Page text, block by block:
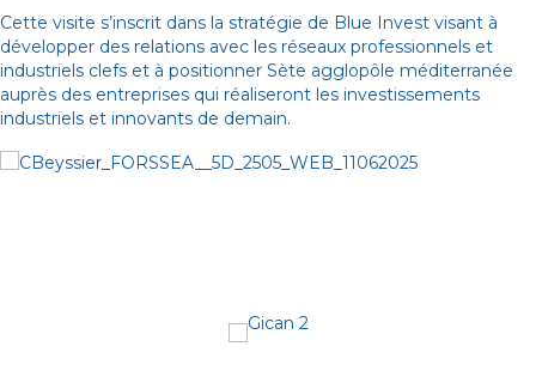
Cette visite s’inscrit dans la stratégie de Blue Invest visant à
développer des relations avec les réseaux professionnels et
industriels clefs et à positionner Sète agglopôle méditerranée
auprès des entreprises qui réaliseront les investissements
industriels et innovants de demain.